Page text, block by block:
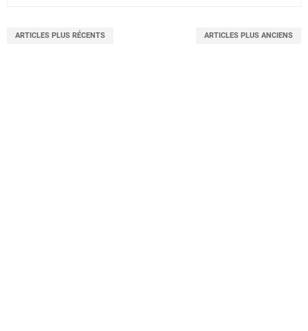
ARTICLES PLUS RÉCENTS ARTICLES PLUS ANCIENS